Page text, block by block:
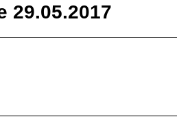
29.05.2017